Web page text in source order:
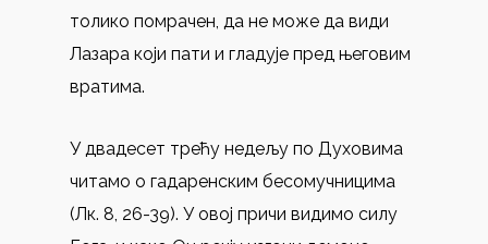
толико помрачен, да не може да види
Лазара који пати и гладује пред његовим
вратима.
У двадесет трећу недељу по Духовима
читамо о гадаренским бесомучницима
(Лк. 8, 26-39). У овој причи видимо силу